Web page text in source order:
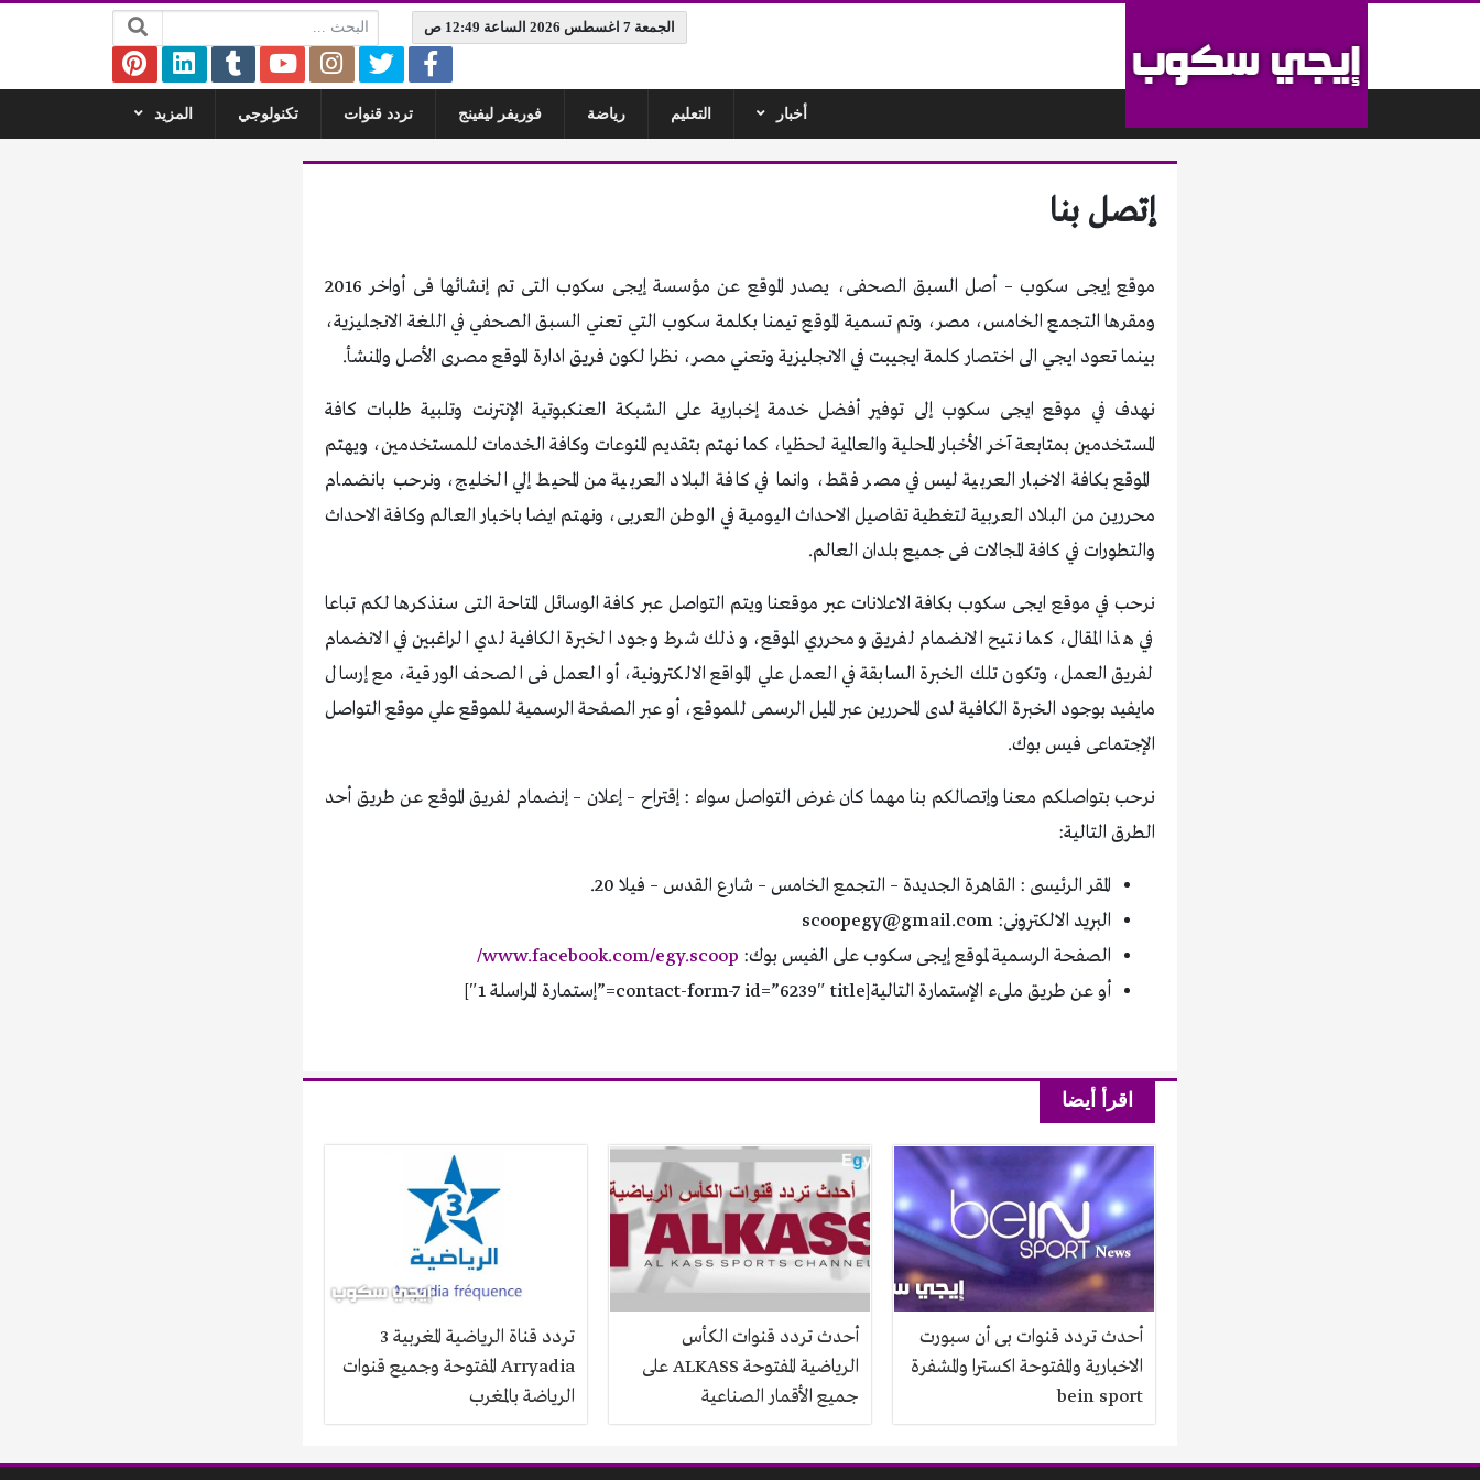
الجمعة 7 اغسطس 2026 الساعة 12:49 ص
البحث:
أخبار التعليم رياضة فوريفر ليفينج تردد قنوات تكنولوجي المزيد
إتصل بنا
موقع إيجى سكوب – أصل السبق الصحفى، يصدر الموقع عن مؤسسة إيجى سكوب التى تم إنشائها فى أواخر 2016
ومقرها التجمع الخامس، مصر، وتم تسمية الموقع تيمنا بكلمة سكوب التي تعني السبق الصحفي في اللغة الانجليزية،
بينما تعود ايجي الى اختصار كلمة ايجيبت في الانجليزية وتعني مصر، نظرا لكون فريق ادارة الموقع مصرى الأصل والمنشأ.
نهدف في موقع ايجى سكوب إلى توفير أفضل خدمة إخبارية على الشبكة العنكبوتية الإنترنت وتلبية طلبات كافة
المستخدمين بمتابعة آخر الأخبار المحلية والعالمية لحظيا، كما نهتم بتقديم المنوعات وكافة الخدمات للمستخدمين، ويهتم
الموقع بكافة الاخبار العربية ليس في مصر فقط، وانما في كافة البلاد العربية من المحيط إلي الخليج، ونرحب بانضمام
محررين من البلاد العربية لتغطية تفاصيل الاحداث اليومية في الوطن العربى، ونهتم ايضا باخبار العالم وكافة الاحداث
والتطورات في كافة المجالات فى جميع بلدان العالم.
نرحب في موقع ايجى سكوب بكافة الاعلانات عبر موقعنا ويتم التواصل عبر كافة الوسائل المتاحة التى سنذكرها لكم تباعا
في هذا المقال، كما نتيح الانضمام لفريق ومحرري الموقع، وذلك شرط وجود الخبرة الكافية لدي الراغبين في الانضمام
لفريق العمل، وتكون تلك الخبرة السابقة في العمل علي المواقع الالكترونية، أو العمل فى الصحف الورقية، مع إرسال
مايفيد بوجود الخبرة الكافية لدى المحررين عبر الميل الرسمى للموقع، أو عبر الصفحة الرسمية للموقع علي موقع التواصل
الإجتماعى فيس بوك.
نرحب بتواصلكم معنا وإتصالكم بنا مهما كان غرض التواصل سواء : إقتراح – إعلان – إنضمام لفريق الموقع عن طريق أحد
الطرق التالية:
المقر الرئيسى : القاهرة الجديدة – التجمع الخامس – شارع القدس – فيلا 20.
البريد الالكترونى: scoopegy@gmail.com
الصفحة الرسمية لموقع إيجى سكوب على الفيس بوك: www.facebook.com/egy.scoop/
أو عن طريق ملىء الإستمارة التالية[contact-form-7 id=”6239″ title=”إستمارة المراسلة 1″]
اقرأ أيضا
أحدث تردد قنوات بى أن سبورت
الاخبارية والمفتوحة اكسترا والمشفرة
bein sport
أحدث تردد قنوات الكأس
الرياضية المفتوحة ALKASS على
جميع الأقمار الصناعية
تردد قناة الرياضية المغربية 3
Arryadia المفتوحة وجميع قنوات
الرياضة بالمغرب